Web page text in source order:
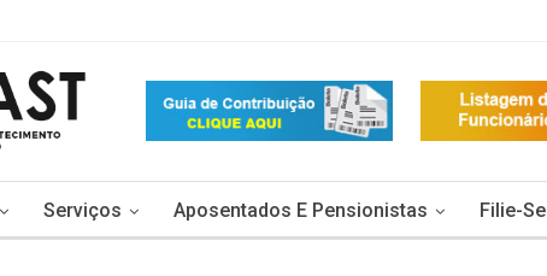
Serviços Aposentados E Pensionistas Filie-Se